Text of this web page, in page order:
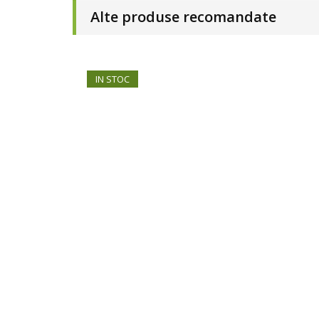
Alte produse recomandate
IN STOC